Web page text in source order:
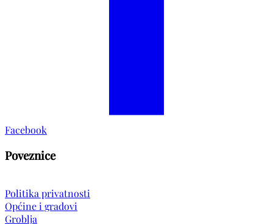
Facebook
Poveznice
Politika privatnosti
Općine i gradovi
Groblja